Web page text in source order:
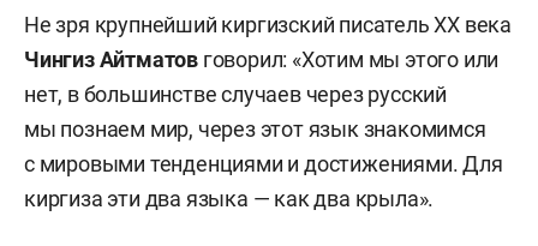
Не зря крупнейший киргизский писатель XX века
ЧингизАйтматов говорил: «Хотим мы этого или
нет, в большинстве случаев через русский
мы познаем мир, через этот язык знакомимся
с мировыми тенденциями и достижениями. Для
киргиза эти два языка — как два крыла».